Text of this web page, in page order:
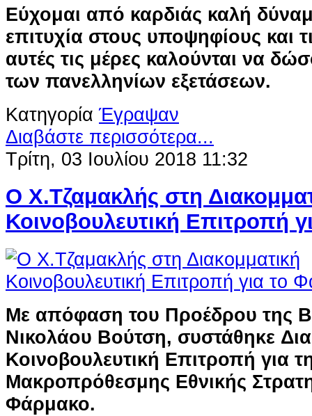
Εύχομαι από καρδιάς καλή
επιτυχία στους υποψηφίους και
αυτές τις μέρες καλούνται να
των πανελληνίων εξετάσεων.
Κατηγορία Έγραψαν
Διαβάστε περισσότερα...
Τρίτη, 03 Ιουλίου 2018 11:32
Ο Χ.Τζαμακλής στη
Κοινοβουλευτική Επιτροπή
Με απόφαση του Προέδρου της
Νικολάου Βούτση, συστάθηκε
Κοινοβουλευτική Επιτροπή για
Μακροπρόθεσμης Εθνικής
Φάρμακο.